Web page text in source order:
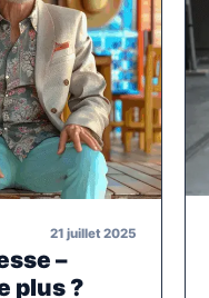
21 juillet 2025
–
plus ?